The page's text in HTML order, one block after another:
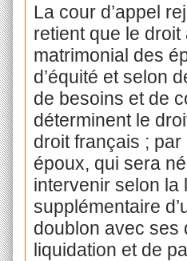
La cour d’appel
retient que le
matrimonial des
d’équité et selon
de besoins et de
déterminent le
droit français ;
époux, qui sera
intervenir selon la
supplémentaire
doublon avec ses
liquidation et de